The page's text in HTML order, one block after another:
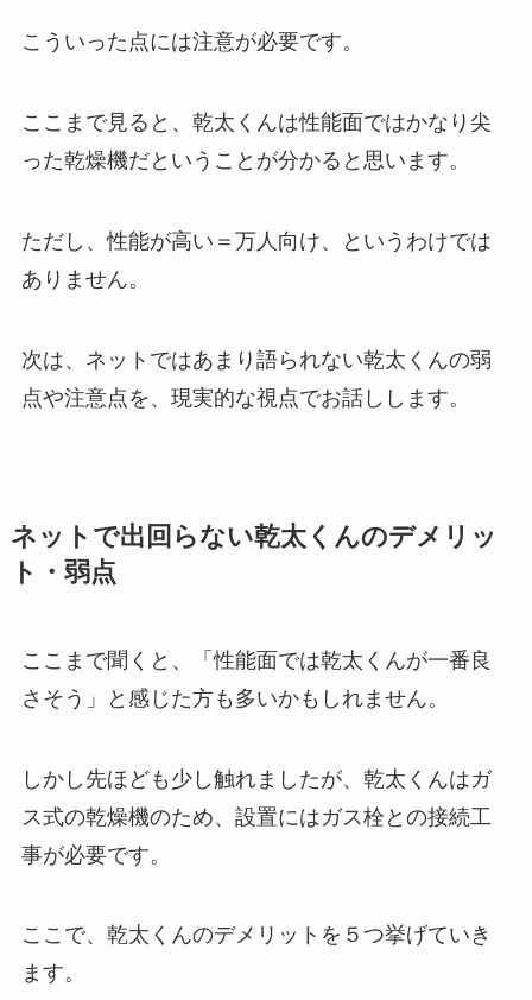
こういった点には注意が必要です。
ここまで見ると、乾太くんは性能面ではかなり尖
った乾燥機だということが分かると思います。
ただし、性能が高い＝万人向け、というわけでは
ありません。
次は、ネットではあまり語られない乾太くんの弱
点や注意点を、現実的な視点でお話しします。
ネットで出回らない乾太くんのデメリッ
ト・弱点
ここまで聞くと、「性能面では乾太くんが一番良
さそう」と感じた方も多いかもしれません。
しかし先ほども少し触れましたが、乾太くんはガ
ス式の乾燥機のため、設置にはガス栓との接続工
事が必要です。
ここで、乾太くんのデメリットを５つ挙げていき
ます。